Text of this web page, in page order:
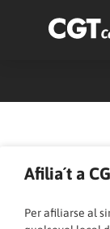
Afilia´t a
Per afiliarse al